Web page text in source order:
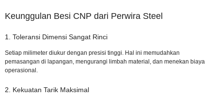
Keunggulan Besi CNP dari Perwira Steel
1. Toleransi Dimensi Sangat Rinci
Setiap milimeter diukur dengan presisi tinggi. Hal ini memudahkan
pemasangan di lapangan, mengurangi limbah material, dan menekan biaya
operasional.
2. Kekuatan Tarik Maksimal